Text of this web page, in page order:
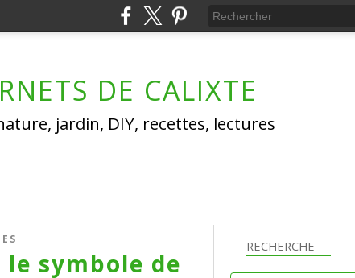
DE CALIXTE
jardin, DIY, recettes, lectures
symbole de
RECHERCHE